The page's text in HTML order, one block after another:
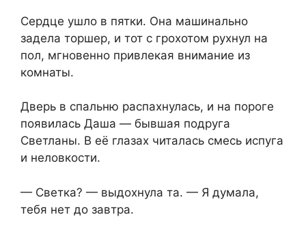
Сердце ушло в пятки. Она машинально
задела торшер, и тот с грохотом рухнул на
пол, мгновенно привлекая внимание из
комнаты.
Дверь в спальню распахнулась, и на пороге
появилась Даша — бывшая подруга
Светланы. В её глазах читалась смесь испуга
и неловкости.
— Светка? — выдохнула та. — Я думала,
тебя нет до завтра.